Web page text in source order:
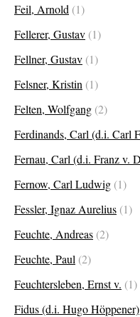
Feil, Arnold (1)
Fellerer, Gustav (1)
Fellner, Gustav (1)
Felsner, Kristin (1)
Felten, Wolfgang (2)
Ferdinands, Carl (d.i. Carl
Fernau, Carl (d.i. Franz v.
Fernow, Carl Ludwig (1)
Fessler, Ignaz Aurelius (1)
Feuchte, Andreas (2)
Feuchte, Paul (2)
Feuchtersleben, Ernst v. (1)
Fidus (d.i. Hugo Höppener)